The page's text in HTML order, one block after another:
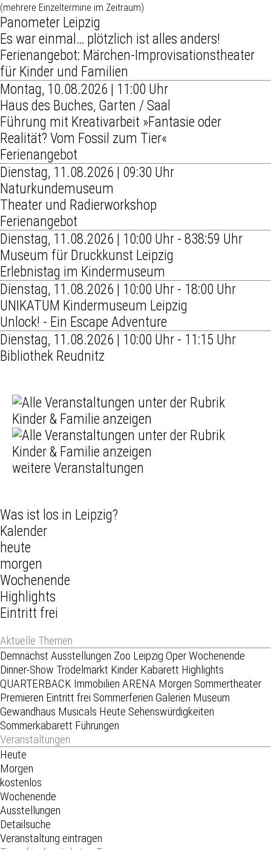
(mehrere Einzeltermine im Zeitraum)
Panometer Leipzig
Es war einmal… plötzlich ist alles anders!
Ferienangebot: Märchen-Improvisationstheater
für Kinder und Familien
Montag, 10.08.2026 | 11:00 Uhr
Haus des Buches, Garten / Saal
Führung mit Kreativarbeit »Fantasie oder
Realität? Vom Fossil zum Tier«
Ferienangebot
Dienstag, 11.08.2026 | 09:30 Uhr
Naturkundemuseum
Theater und Radierworkshop
Ferienangebot
Dienstag, 11.08.2026 | 10:00 Uhr - 838:59 Uhr
Museum für Druckkunst Leipzig
Erlebnistag im Kindermuseum
Dienstag, 11.08.2026 | 10:00 Uhr - 18:00 Uhr
UNIKATUM Kindermuseum Leipzig
Unlock! - Ein Escape Adventure
Dienstag, 11.08.2026 | 10:00 Uhr - 11:15 Uhr
Bibliothek Reudnitz
weitere Veranstaltungen
Was ist los in Leipzig?
Kalender
heute
morgen
Wochenende
Highlights
Eintritt frei
Aktuelle Themen
Demnächst Ausstellungen Zoo Leipzig OperWochenende
Dinner-Show Trödelmarkt Kinder Kabarett Highlights
QUARTERBACK Immobilien ARENA Morgen Sommertheater
Premieren Eintritt frei Sommerferien Galerien Museum
Gewandhaus Musicals Heute Sehenswürdigkeiten
Sommerkabarett Führungen
Veranstaltungen
Heute
Morgen
kostenlos
Wochenende
Ausstellungen
Detailsuche
Veranstaltung eintragen